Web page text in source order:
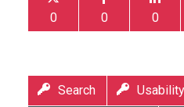
0 0 0
Search Usability